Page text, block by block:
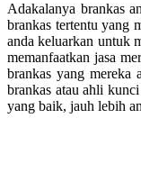
Adakalanya brankas
brankas tertentu yang
anda keluarkan untuk
memanfaatkan jasa
brankas yang mereka
brankas atau ahli
yang baik, jauh lebih